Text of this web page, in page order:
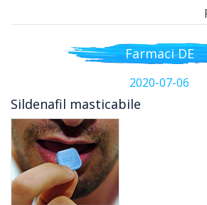
Farmaci DE
2020-07-06
Sildenafil masticabile